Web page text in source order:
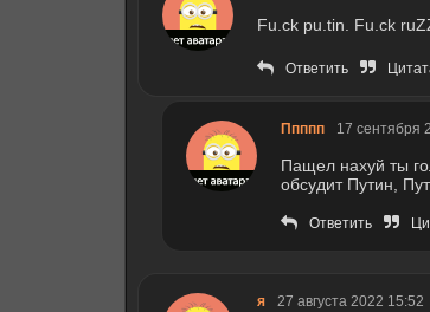
Fu.ck pu.tin. Fu.ck
Ответить
Ппппп 17 сентября
Пащел нахуй ты
обсудит Путин,
Ответить
я 27 августа 2022 15:52